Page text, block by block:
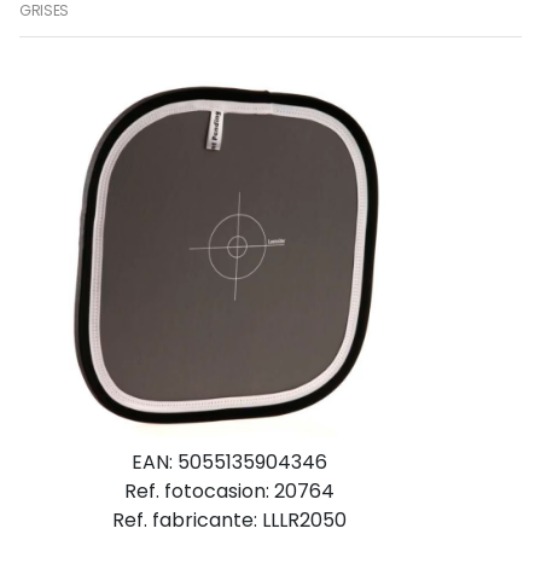
GRISES
EAN: 5055135904346
Ref. fotocasion: 20764
Ref. fabricante: LLLR2050